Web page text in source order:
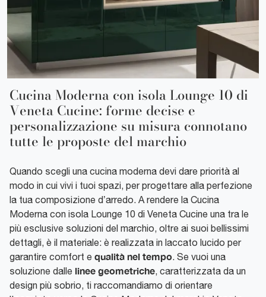
Cucina Moderna con isola Lounge 10 di
Veneta Cucine: forme decise e
personalizzazione su misura connotano
tutte le proposte del marchio
Quando scegli una cucina moderna devi dare priorità al
modo in cui vivi i tuoi spazi, per progettare alla perfezione
la tua composizione d’arredo. A rendere la Cucina
Moderna con isola Lounge 10 di Veneta Cucine una tra le
più esclusive soluzioni del marchio, oltre ai suoi bellissimi
dettagli, è il materiale: è realizzata in laccato lucido per
garantire comfort e qualità nel tempo. Se vuoi una
soluzione dalle linee geometriche, caratterizzata da un
design più sobrio, ti raccomandiamo di orientare